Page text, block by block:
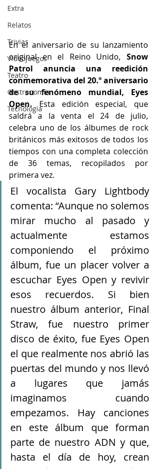
Extra
Relatos
Trivias
Videojuegos
Teatro
Gastronomía
Tecnología
En el aniversario de su lanzamiento
original en el Reino Unido, Snow
Patrol anuncia una reedición
conmemorativa del 20.º aniversario
de su fenómeno mundial, Eyes
Open. Esta edición especial, que
saldrá a la venta el 24 de julio,
celebra uno de los álbumes de rock
británicos más exitosos de todos los
tiempos con una completa colección
de 36 temas, recopilados por
primera vez.
El vocalista Gary Lightbody
comenta: “Aunque no solemos
mirar mucho al pasado y
actualmente estamos
componiendo el próximo
álbum, fue un placer volver a
escuchar Eyes Open y revivir
esos recuerdos. Si bien
nuestro álbum anterior, Final
Straw, fue nuestro primer
disco de éxito, fue Eyes Open
el que realmente nos abrió las
puertas del mundo y nos llevó
a lugares que jamás
imaginamos cuando
empezamos. Hay canciones
en este álbum que forman
parte de nuestro ADN y que,
hasta el día de hoy, crean